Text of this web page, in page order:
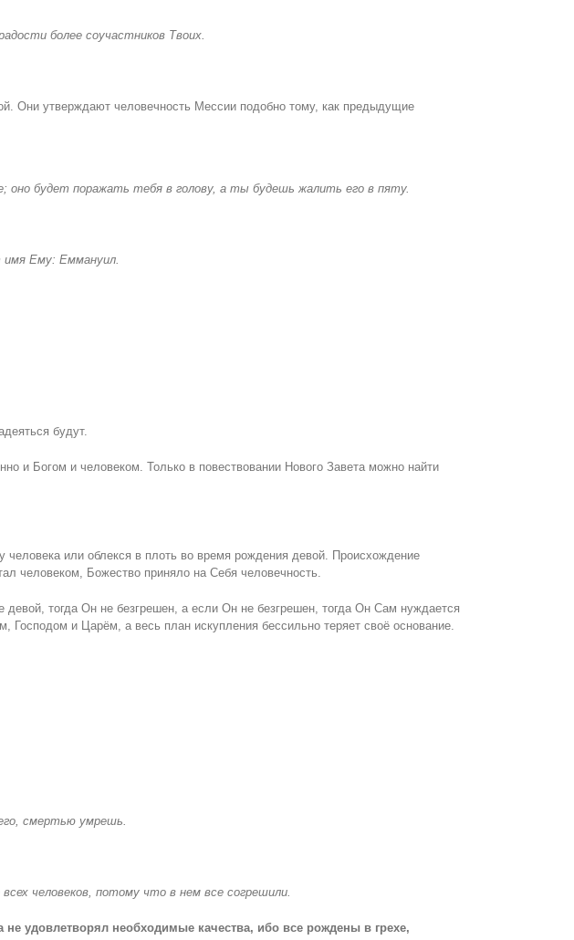
более соучастников Твоих.
Они утверждают человечность Мессии подобно тому, как предыдущие
будет поражать тебя в голову, а ты будешь жалить его в пяту.
имя Ему: Еммануил.
будут.
и Богом и человеком. Только в повествовании Нового Завета можно найти
или облекся в плоть во время рождения девой. Происхождение
человеком, Божество приняло на Себя человечность.
тогда Он не безгрешен, а если Он не безгрешен, тогда Он Сам нуждается
и Царём, а весь план искупления бессильно теряет своё основание.
смертью умрешь.
человеков, потому что в нем все согрешили.
удовлетворял необходимые качества, ибо все рождены в грехе,